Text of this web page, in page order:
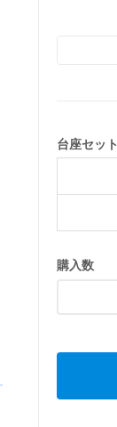
台座セット
購入数